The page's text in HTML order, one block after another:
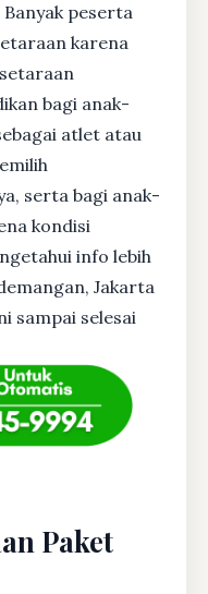
peserta
karena
bagi anak-
atlet atau
serta bagi anak-
kondisi
info lebih
Jakarta
sampai selesai
Paket